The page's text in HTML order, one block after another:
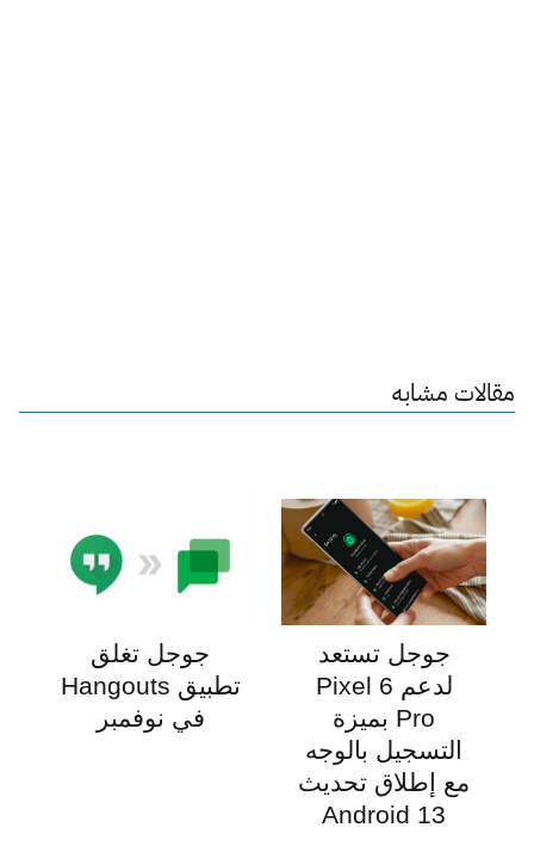
مقالات مشابه
جوجل تستعد
لدعم Pixel 6
Pro بميزة
التسجيل بالوجه
مع إطلاق تحديث
Android 13
جوجل تغلق
تطبيق Hangouts
في نوفمبر